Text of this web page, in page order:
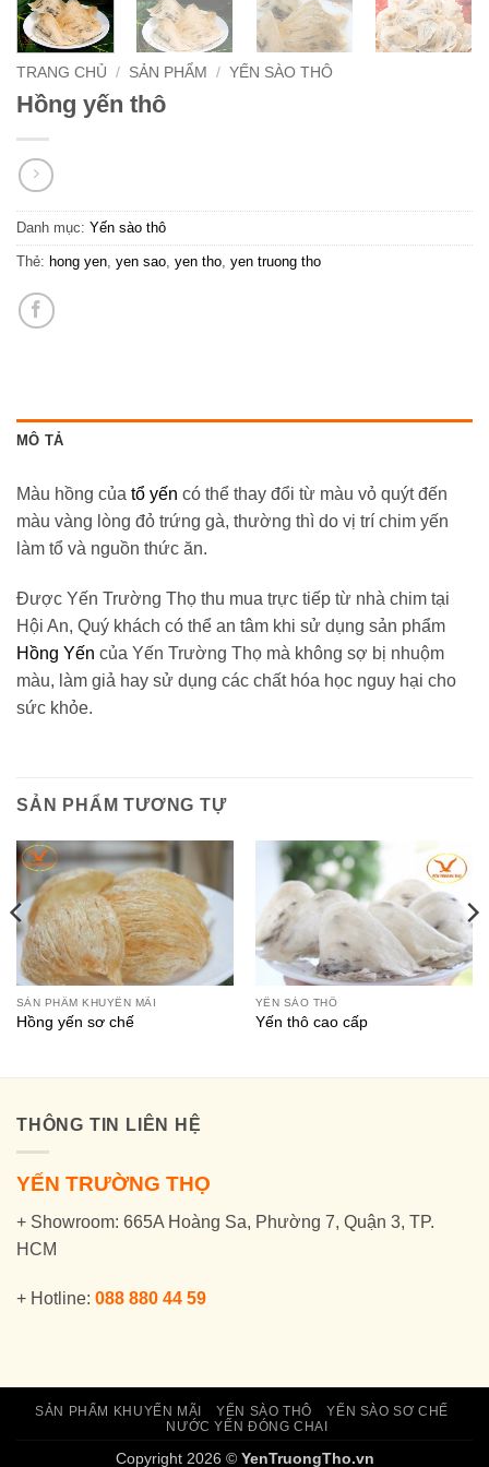
TRANG CHỦ / SẢN PHẨM / YẾN SÀO THÔ
Hồng yến thô
Danh mục: Yến sào thô
Thẻ: hong yen, yen sao, yen tho, yen truong tho
MÔ TẢ
Màu hồng của tổ yến có thể thay đổi từ màu vỏ quýt đến
màu vàng lòng đỏ trứng gà, thường thì do vị trí chim yến
làm tổ và nguồn thức ăn.
Được Yến Trường Thọ thu mua trực tiếp từ nhà chim tại
Hội An, Quý khách có thể an tâm khi sử dụng sản phẩm
Hồng Yến của Yến Trường Thọ mà không sợ bị nhuộm
màu, làm giả hay sử dụng các chất hóa học nguy hại cho
sức khỏe.
SẢN PHẨM TƯƠNG TỰ
SẢN PHẨM KHUYẾN MÃI
Hồng yến sơ chế
YẾN SÀO THÔ
Yến thô cao cấp
THÔNG TIN LIÊN HỆ
YẾN TRƯỜNG THỌ
+ Showroom: 665A Hoàng Sa, Phường 7, Quận 3, TP.
HCM
+ Hotline: 088 880 44 59
SẢN PHẨM KHUYẾN MÃI YẾN SÀO THÔ
YẾN SÀO SƠ CHẾ
NƯỚC YẾN ĐÓNG CHAI
Copyright 2026 © YenTruongTho.vn